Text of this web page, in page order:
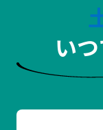
い